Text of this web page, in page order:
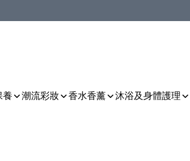
養 潮流彩妝 香水香薰 沐浴及身體護理